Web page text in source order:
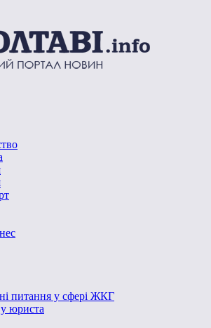
питання у сфері ЖКГ
юриста